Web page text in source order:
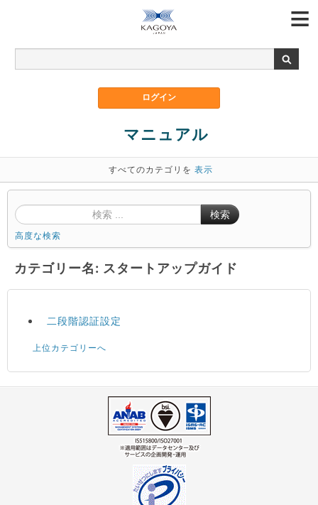
マニュアル
すべてのカテゴリを 表示
検索
高度な検索
カテゴリー名: スタートアップガイド
二段階認証設定
上位カテゴリーへ